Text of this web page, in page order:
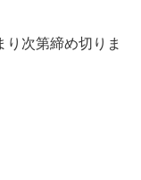
次第締め切りま